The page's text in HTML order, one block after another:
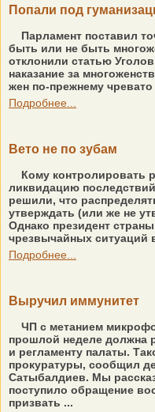
Попали под
Парламент поставил
быть или не быть
отклонили статью
наказание за
жен по-прежнему
Подробнее...
Вето не по зубам
Кому контролировать
ликвидацию
решили, что
утверждать (или же не
Однако президент
чрезвычайных ситуаций
Подробнее...
Выручил иммунитет
ЧП с метанием
прошлой неделе должна
и регламенту палаты.
прокуратуры, сообщил
Сатыбалдиев. Мы
поступило обращение
призвать ...